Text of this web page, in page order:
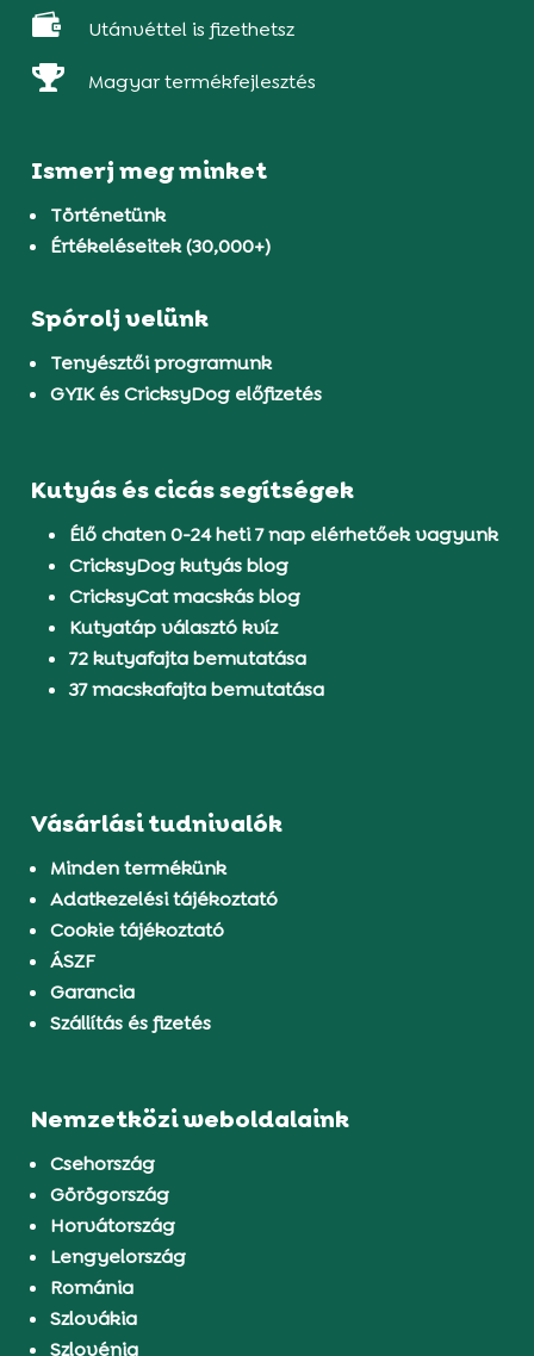
 Utánvéttel is fizethetsz
 Magyar termékfejlesztés
Ismerj meg minket
Történetünk
Értékeléseitek (30,000+)
Spórolj velünk
Tenyésztői programunk
GYIK és CricksyDog előfizetés
Kutyás és cicás segítségek
Élő chaten 0-24 heti 7 nap elérhetőek vagyunk
CricksyDog kutyás blog
CricksyCat macskás blog
Kutyatáp választó kvíz
72 kutyafajta bemutatása
37 macskafajta bemutatása
Vásárlási tudnivalók
Minden termékünk
Adatkezelési tájékoztató
Cookie tájékoztató
ÁSZF
Garancia
Szállítás és fizetés
Nemzetközi weboldalaink
Csehország
Görögország
Horvátország
Lengyelország
Románia
Szlovákia
Szlovénia